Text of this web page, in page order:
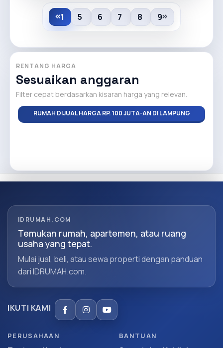
1 5 6 7 8 9
RENTANG HARGA
Sesuaikan anggaran
Filter cepat berdasarkan kisaran harga yang relevan.
RUMAH DIJUAL HARGA RP. 100 JUTA-AN DI LAMPUNG
IDRUMAH.COM
Temukan rumah, apartemen, atau ruang
usaha yang tepat.
Mulai jual, beli, atau sewa properti dengan panduan
dari IDRUMAH.com.
IKUTI KAMI
PERUSAHAAN BANTUAN